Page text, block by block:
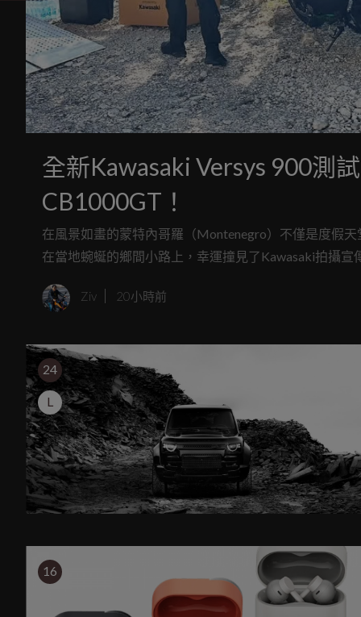
全新Kawasaki Versys 900測
CB1000GT！
在風景如畫的蒙特內哥羅（Montenegro）不僅是度假
在當地蜿蜒的鄉間小路上，幸運撞見了Kawasaki拍攝
Ziv 20小時前
24
L
16